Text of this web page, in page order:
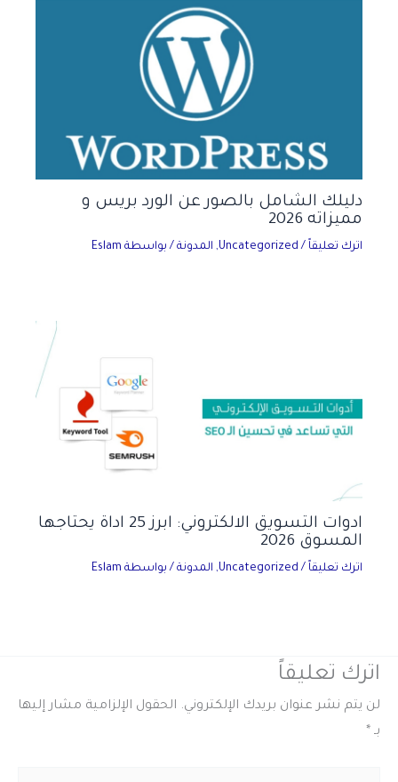
دليلك الشامل بالصور عن الورد بريس و
مميزاته 2026
اترك تعليقاً /
Uncategorized
, المدونة / بواسطة Eslam
ادوات التسويق الالكتروني: ابرز 25 اداة يحتاجها
المسوق 2026
اترك تعليقاً /
Uncategorized
, المدونة / بواسطة Eslam
اترك تعليقاً
لن يتم نشر عنوان بريدك الإلكتروني. الحقول الإلزامية مشار إليها
بـ *